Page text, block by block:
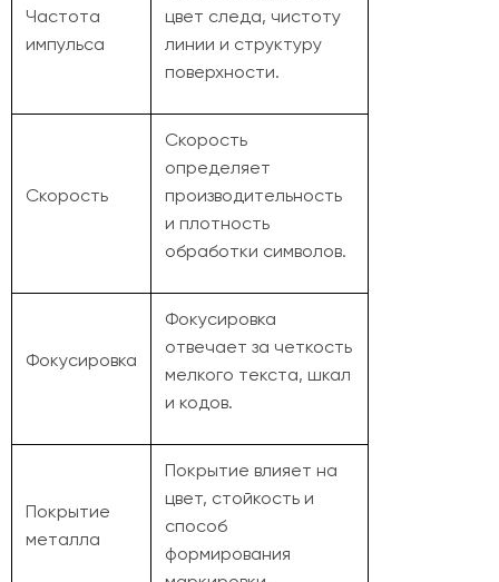
Частота
импульса
цвет следа, чистоту
линии и структуру
поверхности.
Скорость
Скорость
определяет
производительность
и плотность
обработки символов.
Фокусировка
Фокусировка
отвечает за четкость
мелкого текста, шкал
и кодов.
Покрытие
металла
Покрытие влияет на
цвет, стойкость и
способ
формирования